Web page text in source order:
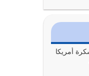
معرفة
أمريكا